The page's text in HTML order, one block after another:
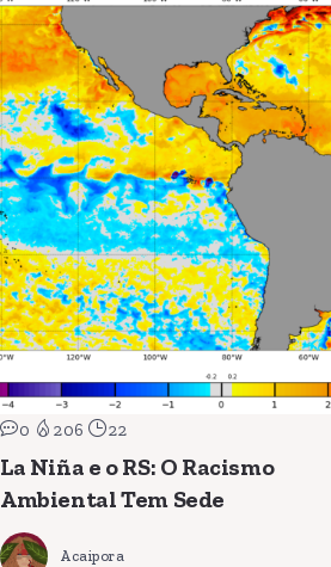
0 206 22
La Niña e o RS: O Racismo
Ambiental Tem Sede
Acaipora